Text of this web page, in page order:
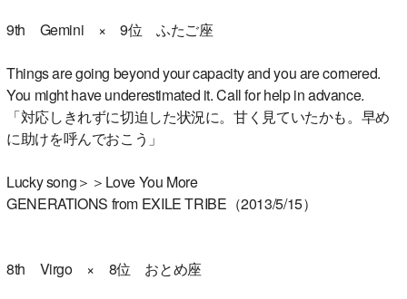
9th Gemini × 9位 ふたご座
Things are going beyond your capacity and you are cornered.
You might have underestimated it. Call for help in advance.
「対応しきれずに切迫した状況に。甘く見ていたかも。早め
に助けを呼んでおこう」
Lucky song＞＞Love You More
GENERATIONS from EXILE TRIBE（2013/5/15）
8th Virgo × 8位 おとめ座